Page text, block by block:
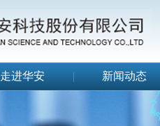
走进华安 | 新闻动态